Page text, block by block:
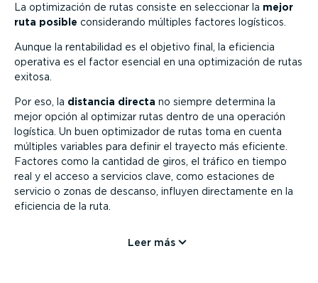
La optimi­zación de rutas consiste en seleccionar la mejor
ruta posible consi­de­rando múltiples factores logísticos.
Aunque la renta­bi­lidad es el objetivo final, la eficiencia
operativa es el factor esencial en una optimi­zación de rutas
exitosa.
Por eso, la distancia directa no siempre determina la
mejor opción al optimizar rutas dentro de una operación
logística. Un buen optimizador de rutas toma en cuenta
múltiples variables para definir el trayecto más eficiente.
Factores como la cantidad de giros, el tráfico en tiempo
real y el acceso a servicios clave, como estaciones de
servicio o zonas de descanso, influyen direc­ta­mente en la
eficiencia de la ruta.
Leer más